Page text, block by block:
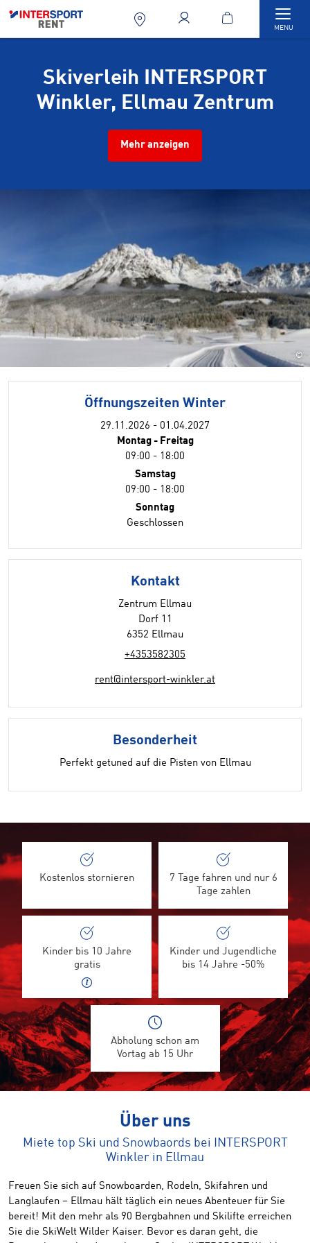
MENU
Skiverleih INTERSPORT
Winkler, Ellmau Zentrum
Mehr anzeigen
©
Öffnungszeiten Winter
29.11.2026 - 01.04.2027
Montag - Freitag
09:00 - 18:00
Samstag
09:00 - 18:00
Sonntag
Geschlossen
Kontakt
Zentrum Ellmau
Dorf 11
6352 Ellmau
+4353582305
rent@intersport-winkler.at
Besonderheit
Perfekt getuned auf die Pisten von Ellmau
Kostenlos stornieren
7 Tage fahren und nur 6
Tage zahlen
Kinder bis 10 Jahre
gratis
Kinder und Jugendliche
bis 14 Jahre -50%
Abholung schon am
Vortag ab 15 Uhr
Über uns
Miete top Ski und Snowbaords bei INTERSPORT
Winkler in Ellmau
Freuen Sie sich auf Snowboarden, Rodeln, Skifahren und
Langlaufen – Ellmau hält täglich ein neues Abenteuer für Sie
bereit! Mit den mehr als 90 Bergbahnen und Skilifte erreichen
Sie die SkiWelt Wilder Kaiser. Bevor es daran geht, die